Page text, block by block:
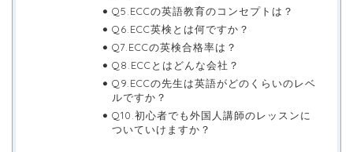
Q5.ECCの英語教育のコンセプトは？
Q6.ECC英検とは何ですか？
Q7.ECCの英検合格率は？
Q8.ECCとはどんな会社？
Q9.ECCの先生は英語がどのくらいのレベ
ルですか？
Q10.初心者でも外国人講師のレッスンに
ついていけますか？